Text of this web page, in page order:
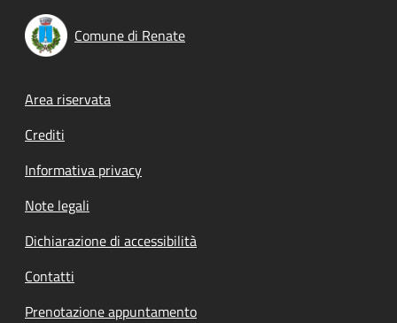
Comune di Renate
Footer menu
Area riservata
Crediti
Informativa privacy
Note legali
Dichiarazione di accessibilità
Contatti
Prenotazione appuntamento